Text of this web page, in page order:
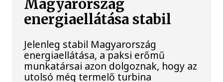
Magyarország
energiaellátása stabil
Jelenleg stabil Magyarország
energiaellátása, a paksi erőmű
munkatársai azon dolgoznak, hogy az
utolsó még termelő turbina